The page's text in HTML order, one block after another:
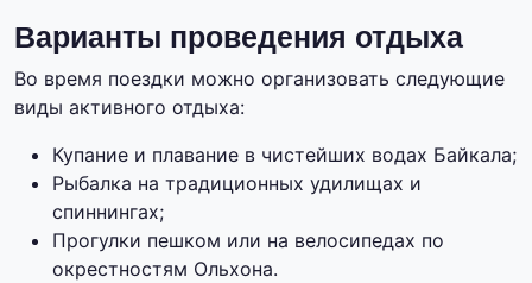
Варианты проведения отдыха
Во время поездки можно организовать следующие
виды активного отдыха:
Купание и плавание в чистейших водах Байкала;
Рыбалка на традиционных удилищах и
спиннингах;
Прогулки пешком или на велосипедах по
окрестностям Ольхона.